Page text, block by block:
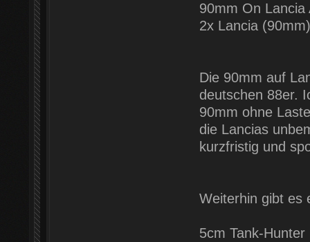
90mm On
2x Lancia
Die 90mm auf
deutschen 88er.
90mm ohne
die Lancias
kurzfristig und
Weiterhin gibt es
5cm Tank-